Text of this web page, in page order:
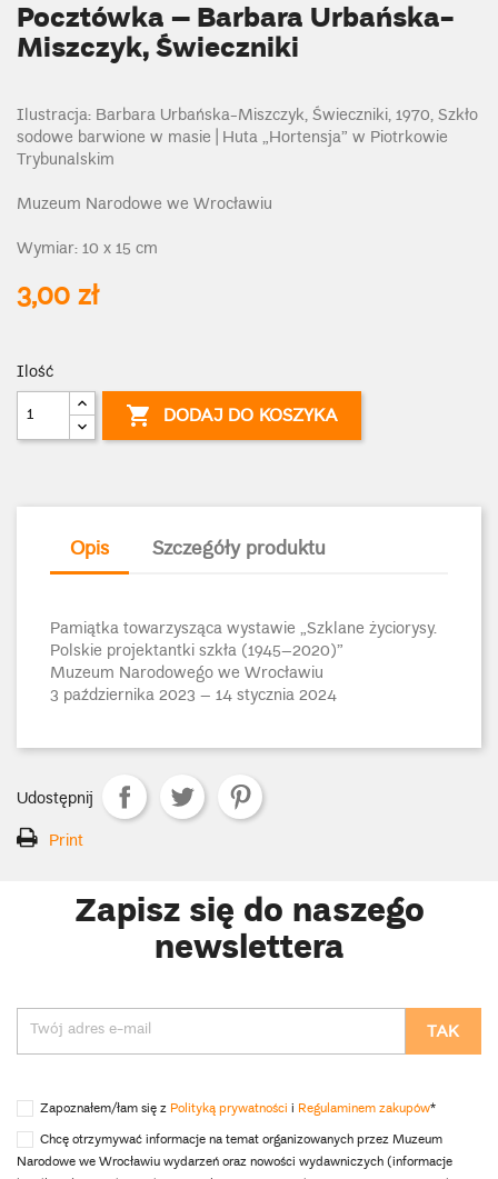
Pocztówka – Barbara Urbańska-
Miszczyk, Świeczniki
Ilustracja: Barbara Urbańska-Miszczyk, Świeczniki, 1970, Szkło
sodowe barwione w masie | Huta „Hortensja” w Piotrkowie
Trybunalskim
Muzeum Narodowe we Wrocławiu
Wymiar: 10 x 15 cm
3,00 zł
Ilość
 DODAJ DO KOSZYKA
Opis Szczegóły produktu
Pamiątka towarzysząca wystawie „Szklane życiorysy.
Polskie projektantki szkła (1945–2020)”
Muzeum Narodowego we Wrocławiu
3 października 2023 – 14 stycznia 2024
Udostępnij
Print
Zapisz się do naszego
newslettera
Zapoznałem/łam się z Polityką prywatności i Regulaminem zakupów*
Chcę otrzymywać informacje na temat organizowanych przez Muzeum
Narodowe we Wrocławiu wydarzeń oraz nowości wydawniczych (informacje